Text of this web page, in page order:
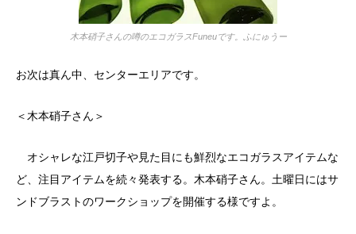
木本硝子さんの噂のエコガラスFuneuです。ふにゅうー
お次は真ん中、センターエリアです。
＜木本硝子さん＞
オシャレな江戸切子や見た目にも鮮烈なエコガラスアイテムな
ど、注目アイテムを続々発表する。木本硝子さん。土曜日にはサ
ンドブラストのワークショップを開催する様ですよ。